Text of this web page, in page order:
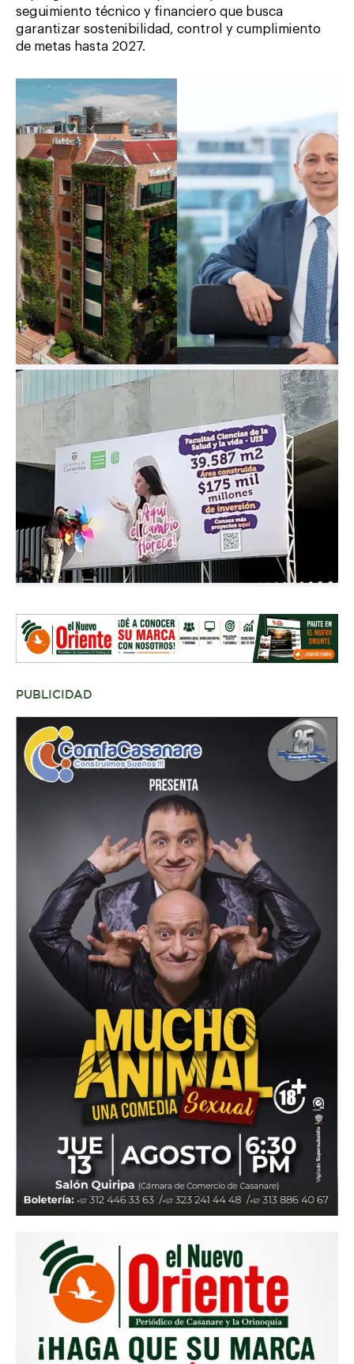
seguimiento técnico y financiero que busca
garantizar sostenibilidad, control y cumplimiento
de metas hasta 2027.
PUBLICIDAD